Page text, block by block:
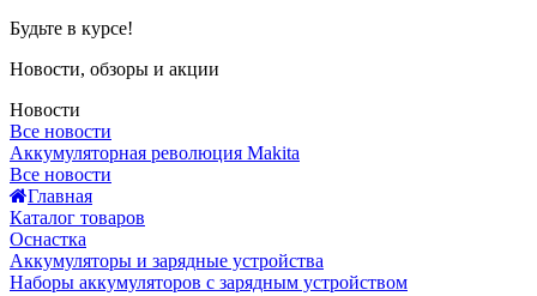
Будьте в курсе!
Новости, обзоры и акции
Новости
Все новости
Аккумуляторная революция Makita
Все новости
Главная
Каталог товаров
Оснастка
Аккумуляторы и зарядные устройства
Наборы аккумуляторов с зарядным устройством